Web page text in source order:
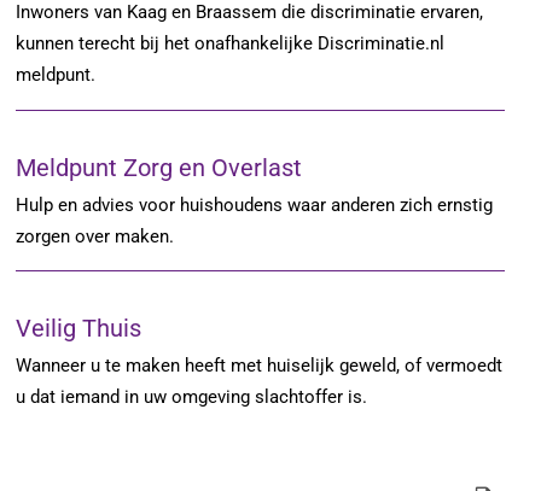
Inwoners van Kaag en Braassem die discriminatie ervaren,
kunnen terecht bij het onafhankelijke Discriminatie.nl
meldpunt.
Meldpunt Zorg en Overlast
Hulp en advies voor huishoudens waar anderen zich ernstig
zorgen over maken.
Veilig Thuis
Wanneer u te maken heeft met huiselijk geweld, of vermoedt
u dat iemand in uw omgeving slachtoffer is.